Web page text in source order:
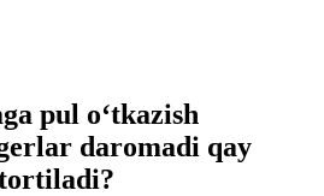
pul oʻtkazish
daromadi qay